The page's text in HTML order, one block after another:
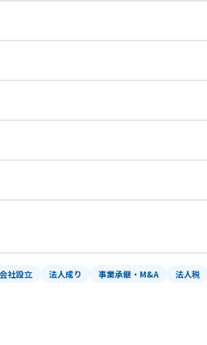
社設立 法人成り 事業承継・M&A 法人税